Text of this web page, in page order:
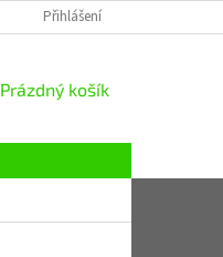
KONTAKTY
Přihlášení
NÁKUPNÍ
Prázdný košík